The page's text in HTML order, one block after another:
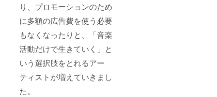
り、プロモーションのため
に多額の広告費を使う必要
もなくなったりと、「音楽
活動だけで生きていく」と
いう選択肢をとれるアー
ティストが増えていきまし
た。